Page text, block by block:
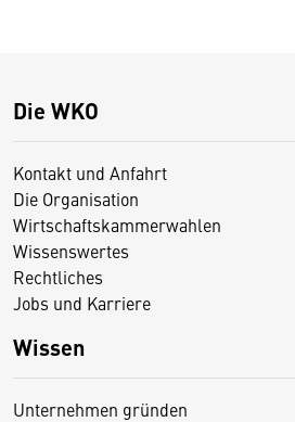
Die WKO
Kontakt und Anfahrt
Die Organisation
Wirtschaftskammerwahlen
Wissenswertes
Rechtliches
Jobs und Karriere
Wissen
Unternehmen gründen